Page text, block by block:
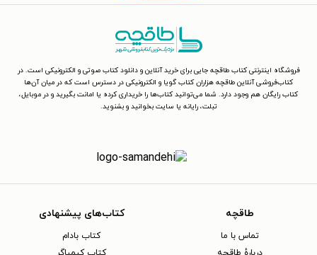
فروشگاه اینترنتی کتاب طاقچه جایی برای خرید آنلاین و دانلود کتاب صوتی و الکترونیکی است. در
کتاب‌فروشی آنلاین طاقچه هزاران کتاب گویا و الکترونیکی در دسترس است که در میان آن‌ها
کتاب رایگان هم وجود دارد. شما می‌توانید کتاب‌ها را خریداری کرده یا امانت بگیرید و در موبایل،
تبلت، رایانه یا سایت بخوانید و بشنوید.
طاقچه
تماس با ما
کتاب‌های پیشنهادی
کتاب بادام